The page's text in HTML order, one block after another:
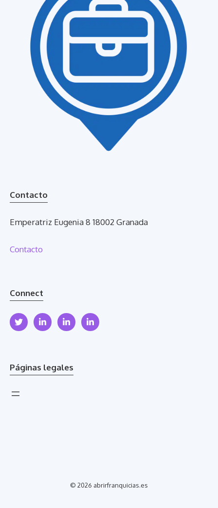
Contacto
Emperatriz Eugenia 8 18002 Granada
Contacto
Connect
Páginas legales
© 2026 abrirfranquicias.es